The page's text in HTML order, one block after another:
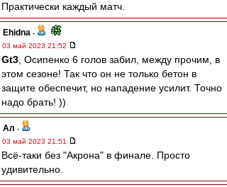
Практически каждый матч.
Ehidna -
03 май 2023 21:52
Gt3 , Осипенко 6 голов забил, между прочим, в
этом сезоне! Так что он не только бетон в
защите обеспечит, но нападение усилит. Точно
надо брать! ))
Ал -
03 май 2023 21:51
Всё-таки без "Акрона" в финале. Просто
удивительно.